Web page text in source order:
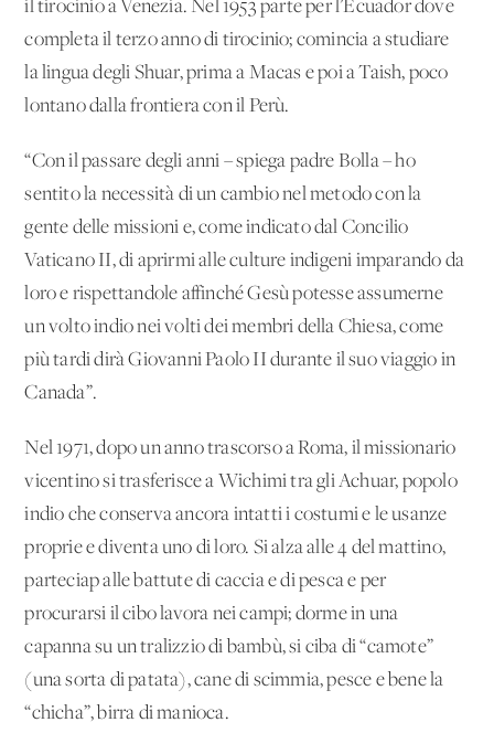
il tirocinio a Venezia. Nel 1953 parte per l’Ecuador dove
completa il terzo anno di tirocinio; comincia a studiare
la lingua degli Shuar, prima a Macas e poi a Taish, poco
lontano dalla frontiera con il Perù.
“Con il passare degli anni – spiega padre Bolla – ho
sentito la necessità di un cambio nel metodo con la
gente delle missioni e, come indicato dal Concilio
Vaticano II, di aprirmi alle culture indigeni imparando da
loro e rispettandole affinché Gesù potesse assumerne
un volto indio nei volti dei membri della Chiesa, come
più tardi dirà Giovanni Paolo II durante il suo viaggio in
Canada”.
Nel 1971, dopo un anno trascorso a Roma, il missionario
vicentino si trasferisce a Wichimi tra gli Achuar, popolo
indio che conserva ancora intatti i costumi e le usanze
proprie e diventa uno di loro. Si alza alle 4 del mattino,
parteciap alle battute di caccia e di pesca e per
procurarsi il cibo lavora nei campi; dorme in una
capanna su un tralizzio di bambù, si ciba di “camote”
(una sorta di patata), cane di scimmia, pesce e bene la
“chicha”, birra di manioca.